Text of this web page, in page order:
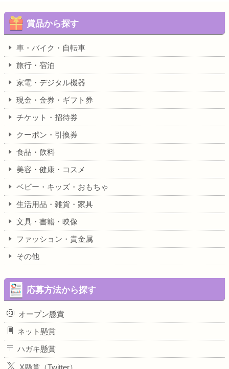
賞品から探す
車・バイク・自転車
旅行・宿泊
家電・デジタル機器
現金・金券・ギフト券
チケット・招待券
クーポン・引換券
食品・飲料
美容・健康・コスメ
ベビー・キッズ・おもちゃ
生活用品・雑貨・家具
文具・書籍・映像
ファッション・貴金属
その他
応募方法から探す
オープン懸賞
ネット懸賞
ハガキ懸賞
X懸賞（Twitter）